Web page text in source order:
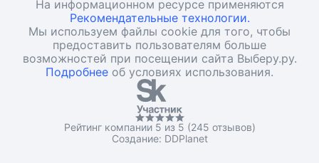
На информационном ресурсе применяются
Рекомендательные технологии.
Мы используем файлы cookie для того, чтобы
предоставить пользователям больше
возможностей при посещении сайта Выберу.ру.
Подробнее об условиях использования.
Рейтинг компании 5 из 5 (245 отзывов)
Создание: DDPlanet